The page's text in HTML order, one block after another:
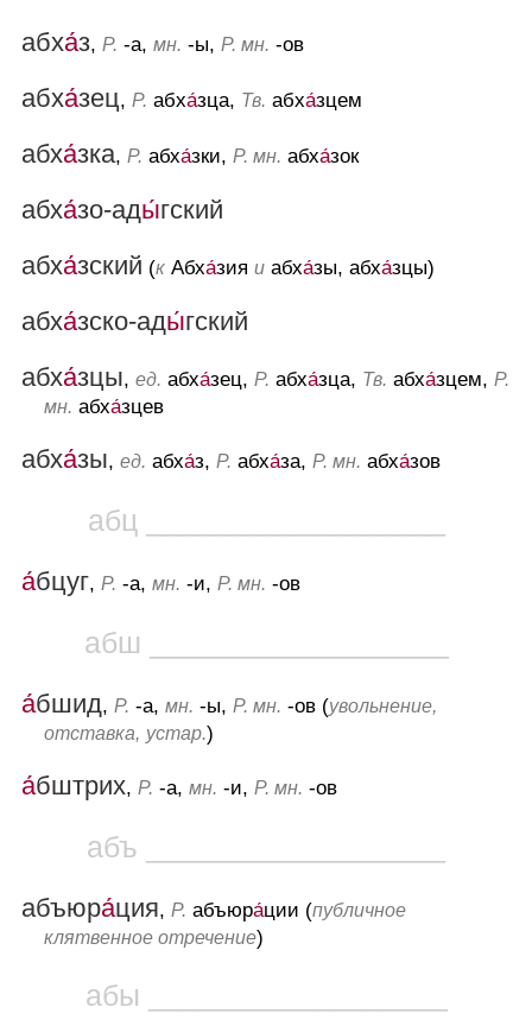
aбxа́з, Р. -а, мн. -ы, Р. мн. -ов
aбxа́зец, Р. aбxа́зцa, Тв. aбxа́зцем
абха́зка, Р. абха́зки, Р. мн. абха́зок
абха́зо-ады́гский
абха́зский (к Абха́зия и абха́зы, абха́зцы)
абха́зско-ады́гский
абха́зцы, ед. абха́зец, Р. абха́зца, Тв. абха́зцем, Р.
мн. абха́зцев
абха́зы, ед. абха́з, Р. абха́за, Р. мн. абха́зов
абц __________________
а́бцуг, Р. -а, мн. -и, Р. мн. -ов
абш __________________
а́бшид, Р. -а, мн. -ы, Р. мн. -ов (увольнение,
отставка, устар.)
а́бштрих, Р. -а, мн. -и, Р. мн. -ов
абъ __________________
абъюра́ция, Р. абъюра́ции (публичное
клятвенное отречение)
абы __________________